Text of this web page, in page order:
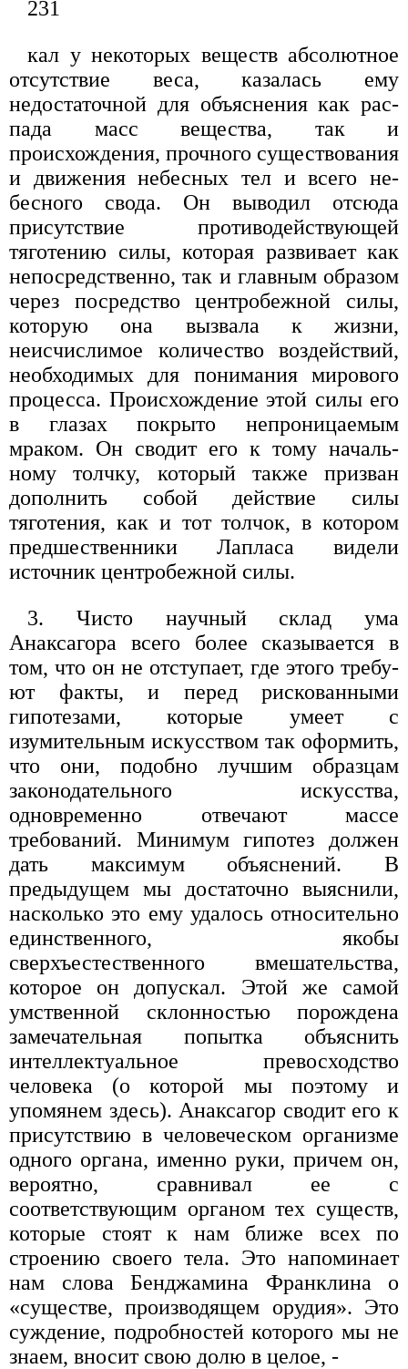
231
кал у некоторых веществ абсолютное
отсутствие веса, казалась ему
недостаточной для объяснения как рас­
пада масс вещества, так и
происхождения, прочного существования
и движения небесных тел и всего не­
бесного свода. Он выводил отсюда
присутствие про­тиводействующей
тяготению силы, которая развива­ет как
непосредственно, так и главным образом
через посредство центробежной силы,
которую она вызва­ла к жизни,
неисчислимое количество воздействий,
необходимых для понимания мирового
процесса. Происхождение этой силы его
в глазах покрыто непроницаемым
мраком. Он сводит его к тому началь­
ному толчку, который также призван
дополнить собой действие силы
тяготения, как и тот толчок, в котором
предшественники Лапласа видели
источник центро­бежной силы.
3. Чисто научный склад ума
Анаксагора всего более сказывается в
том, что он не отступает, где этого требу­
ют факты, и перед рискованными
гипотезами, которые умеет с
изумительным искусством так оформить,
что они, подобно лучшим образцам
законодательного ис­кусства,
одновременно отвечают массе
требований. Минимум гипотез должен
дать максимум объяснений. В
предыдущем мы достаточно выяснили,
насколько это ему удалось относительно
единственного, якобы
сверхъестественного вмешательства,
которое он до­пускал. Этой же самой
умственной склонностью по­рождена
замечательная попытка объяснить
интеллек­туальное превосходство
человека (о которой мы поэтому и
упомянем здесь). Анаксагор сводит его к
присутствию в человеческом организме
одного орга­на, именно руки, причем он,
вероятно, сравнивал ее с
соответствующим органом тех существ,
которые стоят к нам ближе всех по
строению своего тела. Это напоми­нает
нам слова Бенджамина Франклина о
«существе, производящем орудия». Это
суждение, подробностей которого мы не
знаем, вносит свою долю в целое, -